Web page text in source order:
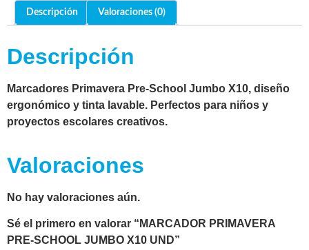
Descripción Valoraciones (0)
Descripción
Marcadores Primavera Pre-School Jumbo X10, diseño
ergonómico y tinta lavable. Perfectos para niños y
proyectos escolares creativos.
Valoraciones
No hay valoraciones aún.
Sé el primero en valorar “MARCADOR PRIMAVERA
PRE-SCHOOL JUMBO X10 UND”